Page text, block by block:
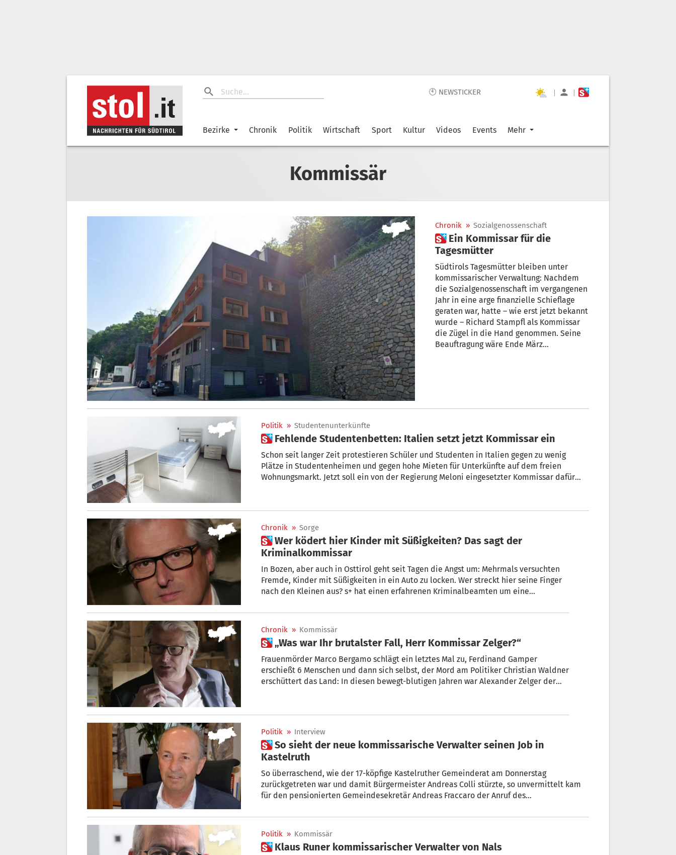
🕙 NEWSTICKER | |
Bezirke Chronik Politik Wirtschaft Sport Kultur Videos Events Mehr
Kommissär
Chronik » Sozialgenossenschaft
 Ein Kommissar für die
Tagesmütter
Südtirols Tagesmütter bleiben unter
kommissarischer Verwaltung: Nachdem
die Sozialgenossenschaft im vergangenen
Jahr in eine arge finanzielle Schieflage
geraten war, hatte – wie erst jetzt bekannt
wurde – Richard Stampfl als Kommissar
die Zügel in die Hand genommen. Seine
Beauftragung wäre Ende März
Politik » Studentenunterkünfte
 Fehlende Studentenbetten: Italien setzt jetzt Kommissar ein
Schon seit langer Zeit protestieren Schüler und Studenten in Italien gegen zu wenig
Plätze in Studentenheimen und gegen hohe Mieten für Unterkünfte auf dem freien
Wohnungsmarkt. Jetzt soll ein von der Regierung Meloni eingesetzter Kommissar dafür
Chronik » Sorge
 Wer ködert hier Kinder mit Süßigkeiten? Das sagt der
Kriminalkommissar
In Bozen, aber auch in Osttirol geht seit Tagen die Angst um: Mehrmals versuchten
Fremde, Kinder mit Süßigkeiten in ein Auto zu locken. Wer streckt hier seine Finger
nach den Kleinen aus? s+ hat einen erfahrenen Kriminalbeamten um eine
Kriminalpolizei in Bozen.
Chronik » Kommissär
 „Was war Ihr brutalster Fall, Herr Kommissar Zelger?“
Frauenmörder Marco Bergamo schlägt ein letztes Mal zu, Ferdinand Gamper
erschießt 6 Menschen und dann sich selbst, der Mord am Politiker Christian Waldner
erschüttert das Land: In diesen bewegt-blutigen Jahren war Alexander Zelger der
diese Zeit.
Politik » Interview
 So sieht der neue kommissarische Verwalter seinen Job in
Kastelruth
So überraschend, wie der 17-köpfige Kastelruther Gemeinderat am Donnerstag
zurückgetreten war und damit Bürgermeister Andreas Colli stürzte, so unvermittelt kam
für den pensionierten Gemeindesekretär Andreas Fraccaro der Anruf des
im November in Kastelruth einspringen würde. Fraccaro sagte zu und wurde gestern von
der Landesregierung ernannt. + von Benno Zöggeler
Politik » Kommissär
 Klaus Runer kommissarischer Verwalter von Nals